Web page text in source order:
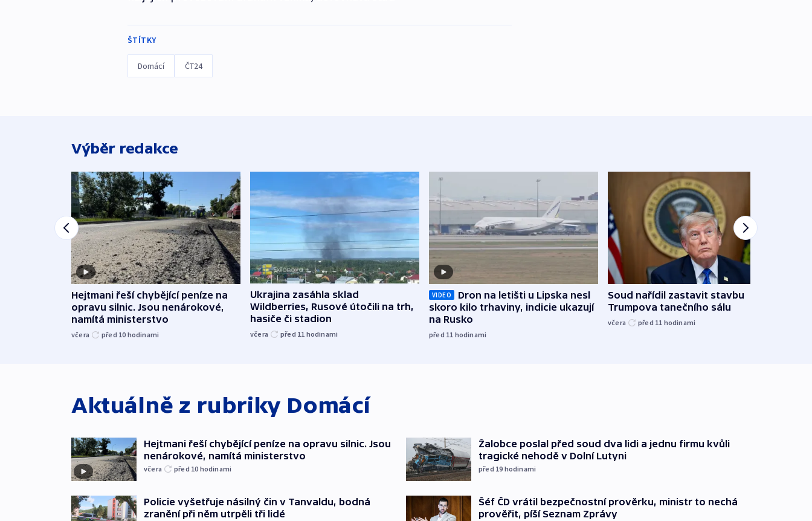
ŠTÍTKY
Domácí ČT24
Výběr redakce
Hejtmani řeší chybějící peníze na
opravu silnic. Jsou nenárokové,
namítá ministerstvo
včera před 10 hodinami
Ukrajina zasáhla sklad
Wildberries, Rusové útočili na trh,
hasiče či stadion
včera před 11 hodinami
VIDEO
Dron na letišti u Lipska nesl
skoro kilo trhaviny, indicie ukazují
na Rusko
před 11 hodinami
Soud nařídil zastavit stavbu
Trumpova tanečního sálu
včera před 11 hodinami
Aktuálně z rubriky Domácí
Hejtmani řeší chybějící peníze na opravu silnic. Jsou
nenárokové, namítá ministerstvo
včera před 10 hodinami
Policie vyšetřuje násilný čin v Tanvaldu, bodná
zranění při něm utrpěli tři lidé
Žalobce poslal před soud dva lidi a jednu firmu kvůli
tragické nehodě v Dolní Lutyni
před 19 hodinami
Šéf ČD vrátil bezpečnostní prověrku, ministr to nechá
prověřit, píší Seznam Zprávy